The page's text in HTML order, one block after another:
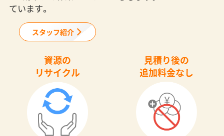
ています。
スタッフ紹介
資源の
リサイクル
見積り後の
追加料金なし